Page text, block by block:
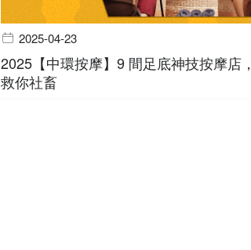
2025-04-23
2025【中環按摩】9 間足底神技按摩店，
救你社畜